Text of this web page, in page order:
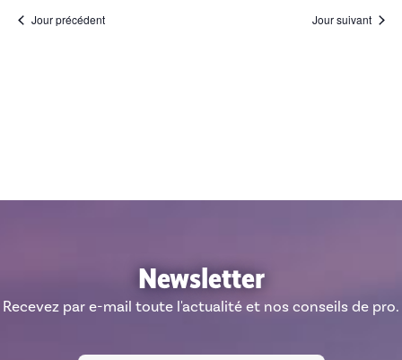
e Jour précédent Jour suivant
Newsletter
Recevez par e-mail toute l'actualité et nos conseils de pro.